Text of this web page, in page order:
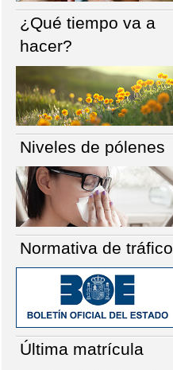
¿Qué tiempo va a
hacer?
Niveles de pólenes
Normativa de tráfico
Última matrícula